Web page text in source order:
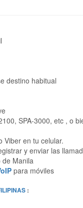
destino habitual
SPA-3000, etc , o
Viber en tu celular.
y enviar las
de Manila
para móviles
: